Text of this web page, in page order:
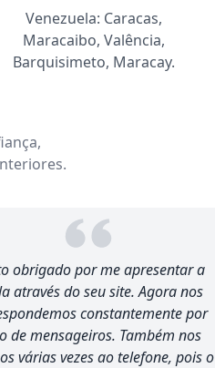
Venezuela: Caracas,
Maracaibo, Valência,
Barquisimeto, Maracay.
obrigado por me apresentar a
através do seu site. Agora nos
constantemente por
de mensageiros. Também nos
várias vezes ao telefone, pois o